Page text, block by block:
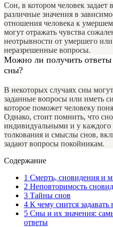
Сон, в котором человек
различные значения в
отношения человека к
могут отражать чувства
неотрывности от умершего
неразрешенные вопросы.
Можно ли получить ответы
сны?
В некоторых случаях сны
заданные вопросы или иметь
которое поможет человеку
Однако, стоит помнить, что
индивидуальными и у каждого
толкования и смыслы снов,
задают вопросы покойникам.
Содержание
1 Смерть, сновидения и
2 Неповторимость
3 Тайны снов
4 К чему снится
5 Сны и их значения:
ответы